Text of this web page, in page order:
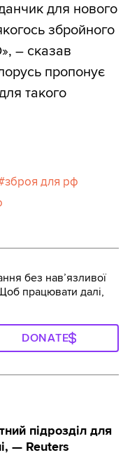
для нового
збройного
– сказав
пропонує
такого
зброя для рф
без навʼязливої
працювати далі,
DONATE
підрозділ для
— Reuters